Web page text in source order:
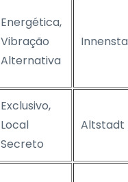
Energética,
Vibração
Alternativa
Exclusivo,
Local
Secreto
Altstadt